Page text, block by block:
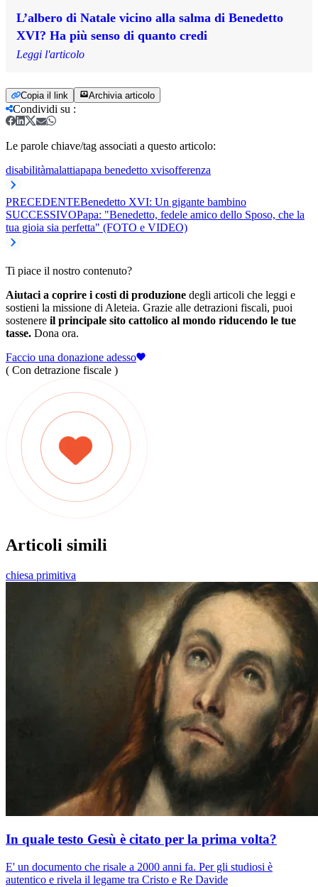
L’albero di Natale vicino alla salma di Benedetto
XVI? Ha più senso di quanto credi
Leggi l'articolo
Copia il link Archivia articolo
Condividi su :
Le parole chiave/tag associati a questo articolo:
disabilitàmalattiapapa benedetto xvisofferenza
PRECEDENTEBenedetto XVI: Un gigante bambino
SUCCESSIVOPapa: "Benedetto, fedele amico dello Sposo, che la
tua gioia sia perfetta" (FOTO e VIDEO)
Ti piace il nostro contenuto?
Aiutaci a coprire i costi di produzione degli articoli che leggi e
sostieni la missione di Aleteia. Grazie alle detrazioni fiscali, puoi
sostenere il principale sito cattolico al mondo riducendo le tue
tasse. Dona ora.
Faccio una donazione adesso
( Con detrazione fiscale )
Articoli simili
chiesa primitiva
In quale testo Gesù è citato per la prima volta?
E' un documento che risale a 2000 anni fa. Per gli studiosi è
autentico e rivela il legame tra Cristo e Re Davide